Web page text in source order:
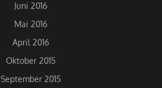
Juni 2016
Mai 2016
April 2016
Oktober 2015
September 2015